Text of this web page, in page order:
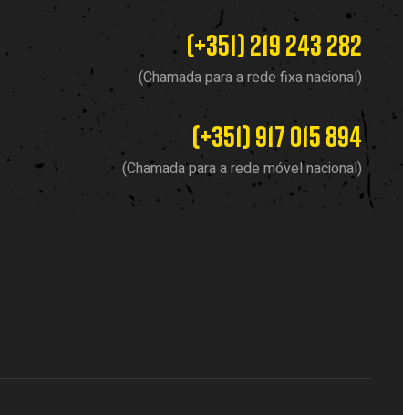
(+351) 219 243 282
(Chamada para a rede fixa nacional)
(+351) 917 015 894
(Chamada para a rede móvel nacional)